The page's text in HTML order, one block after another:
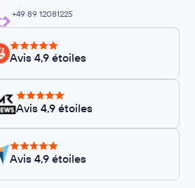
+49 89 12081225
Avis 4,9 étoiles
Avis 4,9 étoiles
Avis 4,9 étoiles